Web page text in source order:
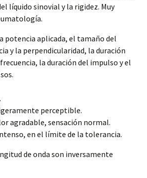
líquido sinovial y la rigidez. Muy
potencia aplicada, el tamaño del
y la perpendicularidad, la duración
la duración del impulso y el
.
perceptible.
agradable, sensación normal.
en el límite de la tolerancia.
de onda son inversamente